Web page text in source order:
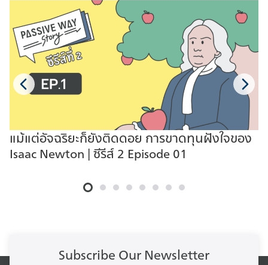
Warren Buffett ยังมีติดพอร์ตเอาไว้
จนถึงปัจจุบันเริ่มต้นเส้นทางลงทุนแบบ
Passive ทำน้อยได้มาก ผ่านการอ่าน
The Passive Way Guide to ETF โดย
คุณสามารถ ดาวน์โหลด E-book ได้ที่
การ ‘จัด’ เงินของคุณอย่างเป็นระบบ
จัดการเงินของคุณอย่างมีประสิทธิภาพ
และ เข้าใจง่าย ทำให้คุณมั่นใจว่าจะได้ใช้
ทุกบาททุกสตางค์อย่างคุ้มค่า รวมไป
ถึงเพิ่มวินัยทางการเงินของคุณให้ดียิ่ง
ขึ้น และหลังจากที่เงินของคุณเป็นระบบ
มากขึ้น ถึงเวลาที่จะให้เงินทำงานให้กับ
คุณด้วยการ ‘เจริญ’ วางแผนการออม
รวมถึงแบ่งเงินของคุณไปลงทุนใน
สินทรัพย์ที่คุณต้องการ เพิ่มความ
มั่งคั่งให้กับคุณในระยะยาว คว้าโอกาส
ควบคุมการเงินของคุณ ด้วยการ
ทางการเงินที่ดีและมั่งคั่งของคุณได้
แม้แต่อัจฉริยะก็ยังติดดอย การขาดทุนฝังใจของ
Isaac Newton | ซีรีส์ 2 Episode 01
Subscribe Our Newsletter